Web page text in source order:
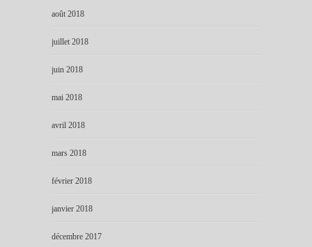
août 2018
juillet 2018
juin 2018
mai 2018
avril 2018
mars 2018
février 2018
janvier 2018
décembre 2017